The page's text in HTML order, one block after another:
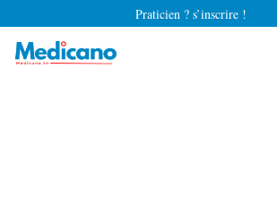
Praticien ? s’inscrire !